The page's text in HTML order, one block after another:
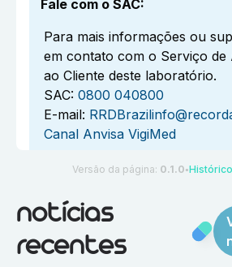
Fale com o SAC:
Para mais informações ou
em contato com o Serviço de
ao Cliente deste laboratório.
SAC: 0800 040800
E-mail:
Canal Anvisa VigiMed
Versão da página: 0.1.0 ●
notícias
recentes